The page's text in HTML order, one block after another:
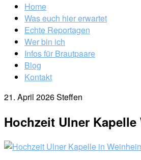
Home
Was euch hier erwartet
Echte Reportagen
Wer bin ich
Infos für Brautpaare
Blog
Kontakt
21. April 2026Steffen
Hochzeit Ulner Kapelle